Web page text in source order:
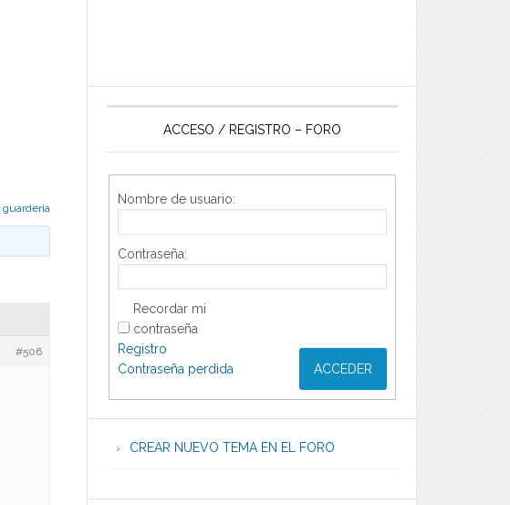
guarderia
#506
ACCESO / REGISTRO – FORO
Nombre de usuario:
Contraseña:
Recordar mi
contraseña
ACCEDER
Registro
Contraseña perdida
CREAR NUEVO TEMA EN EL FORO